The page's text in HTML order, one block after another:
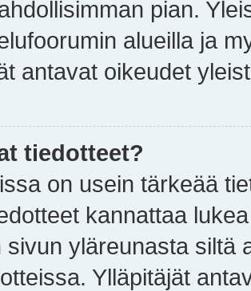
pian.
alueilla ja
antavat oikeudet
tiedotteet?
on usein tärkeää
kannattaa
sivun yläreunasta siltä
Ylläpitäjät